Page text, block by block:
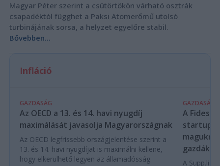
Magyar Péter szerint a csütörtökön várható osztrák
csapadéktól függhet a Paksi Atomerőmű utolsó
turbinájának sorsa, a helyzet egyelőre stabil.
Bővebben...
Infláció
GAZDASÁG
Az OECD a 13. és 14. havi nyugdíj
maximálását javasolja Magyarországnak
Az OECD legfrissebb országjelentése szerint a
13. és 14. havi nyugdíjat is maximálni kellene,
hogy elkerülhető legyen az államadósság
GAZDASÁG
A
magukra
gazdákat
A Supp.li